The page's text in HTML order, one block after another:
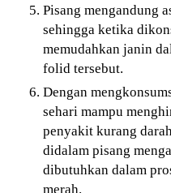
Pisang mengandung
sehingga ketika
memudahkan janin
folid tersebut.
Dengan
sehari mampu
penyakit kurang
didalam pisang
dibutuhkan dalam
merah.